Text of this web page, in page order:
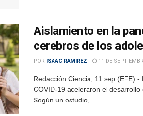
Aislamiento en la
cerebros de los
POR ISAAC RAMIREZ 11 DE
Redacción Ciencia, 11 sep
COVID-19 aceleraron el
Según un estudio, ...